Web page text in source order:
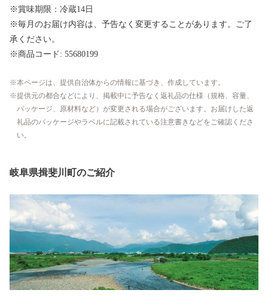
※賞味期限：冷蔵14日
※毎月のお届け内容は、予告なく変更することがあります。ご了
承ください。
※商品コード: 55680199
本ページは、提供自治体からの情報に基づき、作成しています。
提供元の都合などにより、掲載中に予告なく返礼品の仕様（規格、容量、
パッケージ、原材料など）が変更される場合がございます。お届けした返
礼品のパッケージやラベルに記載されている注意書きなどをご確認くださ
い。
岐阜県揖斐川町のご紹介